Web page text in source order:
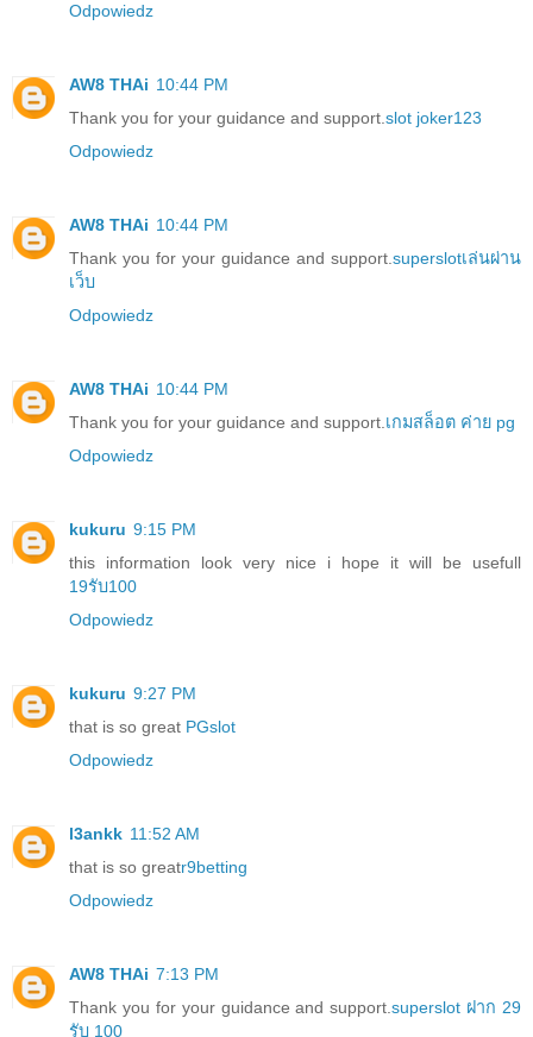
Odpowiedz
AW8 THAi 10:44 PM
Thank you for your guidance and support. slot joker123
Odpowiedz
AW8 THAi 10:44 PM
Thank you for your guidance and support. superslotเล่นผ่าน
เว็บ
Odpowiedz
AW8 THAi 10:44 PM
Thank you for your guidance and support. เกมสล็อต ค่าย pg
Odpowiedz
kukuru 9:15 PM
this information look very nice i hope it will be usefull
19รับ100
Odpowiedz
kukuru 9:27 PM
that is so great PGslot
Odpowiedz
l3ankk 11:52 AM
that is so greatr9betting
Odpowiedz
AW8 THAi 7:13 PM
Thank you for your guidance and support.superslot ฝาก 29
รับ 100